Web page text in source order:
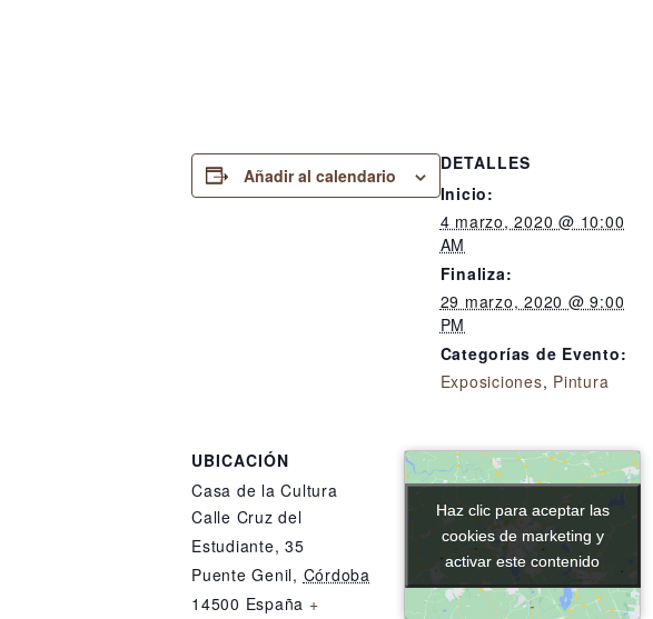
Añadir al calendario
DETALLES
Inicio:
4 marzo, 2020 @ 10:00
AM
Finaliza:
29 marzo, 2020 @ 9:00
PM
Categorías de Evento:
Exposiciones, Pintura
UBICACIÓN
Casa de la Cultura
Calle Cruz del
Estudiante, 35
Puente Genil, Córdoba
14500 España +
Haz clic para aceptar las
cookies de marketing y
activar este contenido
Haz clic para aceptar las
cookies de marketing y
activar este contenido